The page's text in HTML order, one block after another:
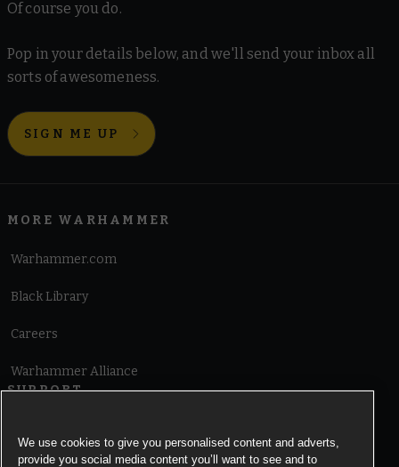
Of course you do.
Pop in your details below, and we'll send your inbox all
sorts of awesomeness.
SIGN ME UP
MORE WARHAMMER
Warhammer.com
Black Library
Careers
Warhammer Alliance
SUPPORT
We use cookies to give you personalised content and adverts,
provide you social media content you’ll want to see and to